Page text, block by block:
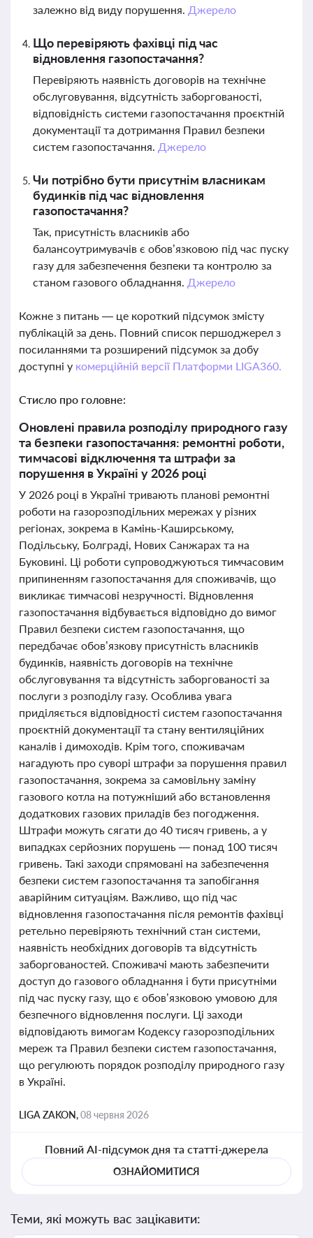
залежно від виду порушення. Джерело
Що перевіряють фахівці під час
відновлення газопостачання?
Перевіряють наявність договорів на технічне
обслуговування, відсутність заборгованості,
відповідність системи газопостачання проєктній
документації та дотримання Правил безпеки
систем газопостачання. Джерело
Чи потрібно бути присутнім власникам
будинків під час відновлення
газопостачання?
Так, присутність власників або
балансоутримувачів є обов’язковою під час пуску
газу для забезпечення безпеки та контролю за
станом газового обладнання. Джерело
Кожне з питань — це короткий підсумок змісту
публікацій за день. Повний список першоджерел з
посиланнями та розширений підсумок за добу
доступні у комерційній версії Платформи LIGA360.
Стисло про головне:
Оновлені правила розподілу природного газу
та безпеки газопостачання: ремонтні роботи,
тимчасові відключення та штрафи за
порушення в Україні у 2026 році
У 2026 році в Україні тривають планові ремонтні
роботи на газорозподільних мережах у різних
регіонах, зокрема в Камінь-Каширському,
Подільську, Болграді, Нових Санжарах та на
Буковині. Ці роботи супроводжуються тимчасовим
припиненням газопостачання для споживачів, що
викликає тимчасові незручності. Відновлення
газопостачання відбувається відповідно до вимог
Правил безпеки систем газопостачання, що
передбачає обов’язкову присутність власників
будинків, наявність договорів на технічне
обслуговування та відсутність заборгованості за
послуги з розподілу газу. Особлива увага
приділяється відповідності систем газопостачання
проєктній документації та стану вентиляційних
каналів і димоходів. Крім того, споживачам
нагадують про суворі штрафи за порушення правил
газопостачання, зокрема за самовільну заміну
газового котла на потужніший або встановлення
додаткових газових приладів без погодження.
Штрафи можуть сягати до 40 тисяч гривень, а у
випадках серйозних порушень — понад 100 тисяч
гривень. Такі заходи спрямовані на забезпечення
безпеки систем газопостачання та запобігання
аварійним ситуаціям. Важливо, що під час
відновлення газопостачання після ремонтів фахівці
ретельно перевіряють технічний стан системи,
наявність необхідних договорів та відсутність
заборгованостей. Споживачі мають забезпечити
доступ до газового обладнання і бути присутніми
під час пуску газу, що є обов’язковою умовою для
безпечного відновлення послуги. Ці заходи
відповідають вимогам Кодексу газорозподільних
мереж та Правил безпеки систем газопостачання,
що регулюють порядок розподілу природного газу
в Україні.
LIGA ZAKON,08 червня 2026
Повний AI-підсумок дня та статті-джерела
ОЗНАЙОМИТИСЯ
Теми, які можуть вас зацікавити: